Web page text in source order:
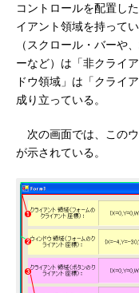
コントロールを配置し
イアント領域を持って
（スクロール・バーや
ーなど）は「非クライ
ドウ領域」は「クライ
成り立っている。
次の画面では、この
が示されている。